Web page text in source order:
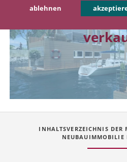
ablehnen
INHALTSVERZEICHNIS
NEUBAUIMMOBILIE